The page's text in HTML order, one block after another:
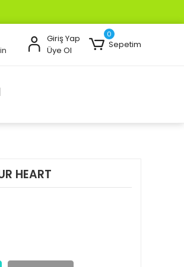
Giriş Yap
Üye Ol
0
Sepetim
HEART